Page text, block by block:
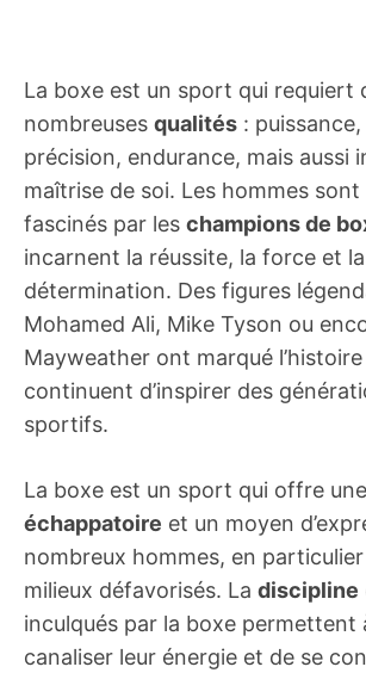
La boxe est un sport qui requiert
nombreuses qualités :
précision, endurance, mais aussi
maîtrise de soi. Les hommes
fascinés par les champions de
incarnent la réussite, la force et la
détermination. Des figures
Mohamed Ali, Mike Tyson ou
Mayweather ont marqué
continuent d’inspirer des
sportifs.
La boxe est un sport qui offre une
échappatoire et un moyen
nombreux hommes, en
milieux défavorisés. La discipline
inculqués par la boxe permettent
canaliser leur énergie et de se